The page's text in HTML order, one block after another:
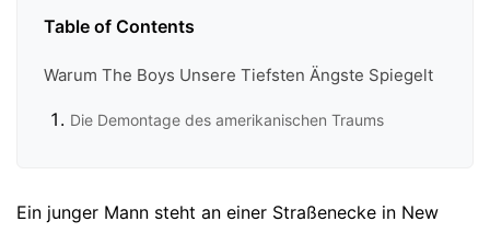
Table of Contents
Warum The Boys Unsere Tiefsten Ängste Spiegelt
Die Demontage des amerikanischen Traums
Ein junger Mann steht an einer Straßenecke in New